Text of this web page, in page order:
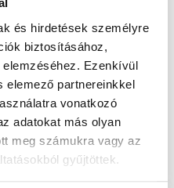
és hirdetések személyre
biztosításához,
Ezenkívül
elemező partnereinkkel
vonatkozó
adatokat más olyan
meg számukra vagy az
gyűjtöttek.